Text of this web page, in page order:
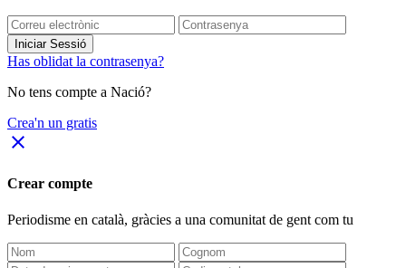
Iniciar Sessió
Has oblidat la contrasenya?
No tens compte a Nació?
Crea'n un gratis
close
Crear compte
Periodisme en català, gràcies a una comunitat de gent com tu